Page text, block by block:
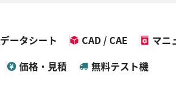
データシート CAD / CAE マニ
価格・見積
無料テスト機